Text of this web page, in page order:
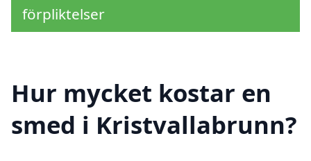
förpliktelser
Hur mycket kostar en
smed i Kristvallabrunn?